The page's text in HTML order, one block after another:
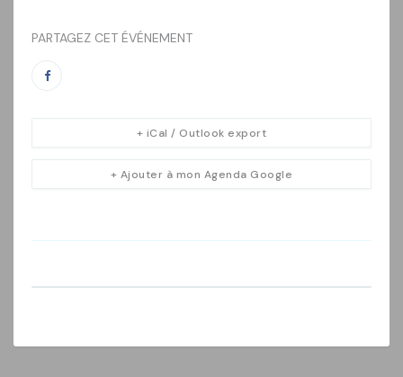
PARTAGEZ CET ÉVÉNEMENT
+ Ajouter à mon Agenda Google
+ iCal / Outlook export